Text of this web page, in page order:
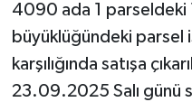
4090 ada 1 parseldeki
büyüklüğündeki parsel
karşılığında satışa
23.09.2025 Salı günü